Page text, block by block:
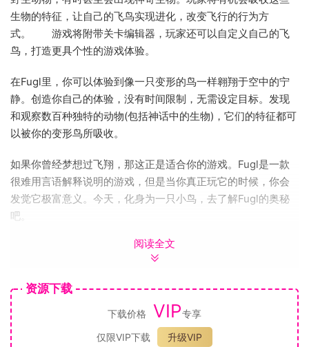
生物的特征，让自己的飞鸟实现进化，改变飞行的行为方
式。 游戏将附带关卡编辑器，玩家还可以自定义自己的飞
鸟，打造更具个性的游戏体验。
在Fugl里，你可以体验到像一只变形的鸟一样翱翔于空中的宁
静。创造你自己的体验，没有时间限制，无需设定目标。发现
和观察数百种独特的动物(包括神话中的生物)，它们的特征都可
以被你的变形鸟所吸收。
如果你曾经梦想过飞翔，那这正是适合你的游戏。Fugl是一款
很难用言语解释说明的游戏，但是当你真正玩它的时候，你会
发觉它极富意义。今天，化身为一只小鸟，去了解Fugl的奥秘
吧。
自由控制不同的飞行生物，享受飞行的自由
数以百计的动物朋友们在等着你去发现
创造你自己的化身或自由混合
随心所欲地自由漫游于游戏之中-没有压力，无需设置目
绝对没有任何需要飞过的铁圈，但有很多的洞穴
阅读全文
资源下载
下载价格 VIP专享
仅限VIP下载
升级VIP